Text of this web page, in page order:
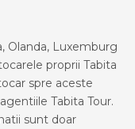
Olanda, Luxemburg
proprii Tabita
spre aceste
Tabita Tour.
sunt doar